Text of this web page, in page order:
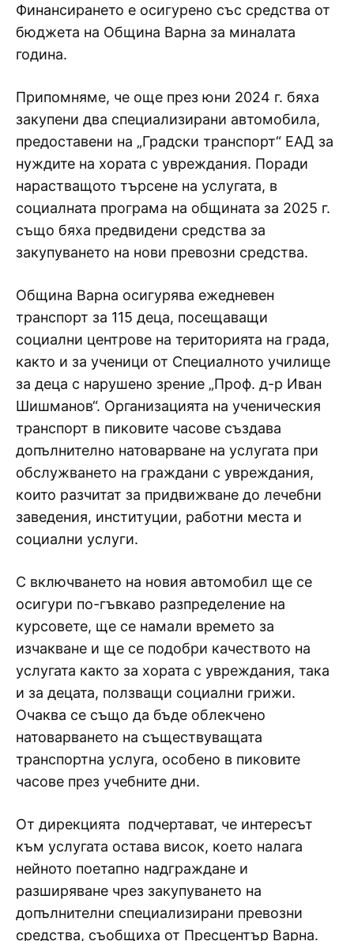
Финансирането е осигурено със средства от
бюджета на Община Варна за миналата
година.
Припомняме, че още през юни 2024 г. бяха
закупени два специализирани автомобила,
предоставени на „Градски транспорт“ ЕАД за
нуждите на хората с увреждания. Поради
нарастващото търсене на услугата, в
социалната програма на общината за 2025 г.
също бяха предвидени средства за
закупуването на нови превозни средства.
Община Варна осигурява ежедневен
транспорт за 115 деца, посещаващи
социални центрове на територията на града,
както и за ученици от Специалното училище
за деца с нарушено зрение „Проф. д-р Иван
Шишманов“. Организацията на ученическия
транспорт в пиковите часове създава
допълнително натоварване на услугата при
обслужването на граждани с увреждания,
които разчитат за придвижване до лечебни
заведения, институции, работни места и
социални услуги.
С включването на новия автомобил ще се
осигури по-гъвкаво разпределение на
курсовете, ще се намали времето за
изчакване и ще се подобри качеството на
услугата както за хората с увреждания, така
и за децата, ползващи социални грижи.
Очаква се също да бъде облекчено
натоварването на съществуващата
транспортна услуга, особено в пиковите
часове през учебните дни.
От дирекцията подчертават, че интересът
към услугата остава висок, което налага
нейното поетапно надграждане и
разширяване чрез закупуването на
допълнителни специализирани превозни
средства, съобщиха от Пресцентър Варна.